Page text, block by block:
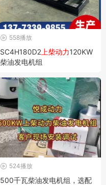
558播放
SC4H180D2 上柴动力120KW
柴油发电机组
524播放
500千瓦柴油发电机组，选配